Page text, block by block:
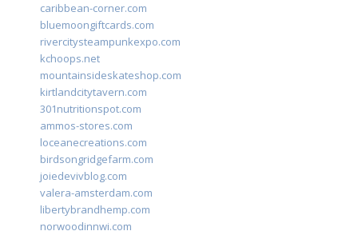
caribbean-corner.com
bluemoongiftcards.com
rivercitysteampunkexpo.com
kchoops.net
mountainsideskateshop.com
kirtlandcitytavern.com
301nutritionspot.com
ammos-stores.com
loceanecreations.com
birdsongridgefarm.com
joiedevivblog.com
valera-amsterdam.com
libertybrandhemp.com
norwoodinnwi.com